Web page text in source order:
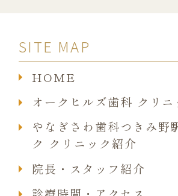
SITE MAP
HOME
オークヒルズ歯科 クリニ
やなぎさわ歯科つきみ野
ク クリニック紹介
院長・スタッフ紹介